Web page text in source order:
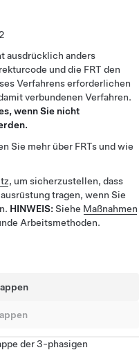
ausdrücklich anders
und die FRT den
Verfahrens erforderlichen
verbundenen Verfahren.
wenn Sie nicht
Sie mehr über FRTs und wie
, um sicherzustellen, dass
tragen, wenn Sie
HINWEIS: Siehe Maßnahmen
Arbeitsmethoden.
der 3-phasigen